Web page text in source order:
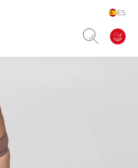
ES
Choose your Language &
Country